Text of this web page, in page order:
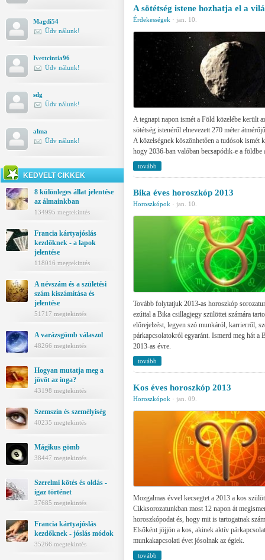
Magdi54
Üdv nálunk!
Ivettcintia96
Üdv nálunk!
sdg
Üdv nálunk!
alma
Üdv nálunk!
KEDVELT CIKKEK
8 különleges állat jelentése
az álmainkban
134995 megtekintés
Francia kártyajóslás
kezdőknek - a lapok
jelentése
118016 megtekintés
A névszám és a születési
szám kiszámítása és
jelentése
51717 megtekintés
A varázsgömb válaszol
48266 megtekintés
Hogyan mutatja meg a
jövőt az inga?
43198 megtekintés
Szemszín és személyiség
40235 megtekintés
Mágikus gömb
38447 megtekintés
Szerelmi kötés és oldás -
igaz történet
37685 megtekintés
Francia kártyajóslás
kezdőknek - jóslás módok
35266 megtekintés
A sötétség istene hozhatja el a
Érdekességek · jan. 10.
A tegnapi napon ismét a Föld közelébe került
sötétség istenéről elnevezett 270 méter
A közelségnek köszönhetően a tudósok ismét
hogy 2036-ban valóban becsapódik-e a földbe
tovább
Bika éves horoszkóp 2013
Horoszkópok · jan. 10.
Tovább folytatjuk 2013-as horoszkóp
ezúttal a Bika csillagjegy szülöttei számára
előrejelzést, legyen szó munkáról, karrierről,
párkapcsolatokról egyaránt. Ismerd meg hát a
2013-as évre.
tovább
Kos éves horoszkóp 2013
Horoszkópok · jan. 09.
Mozgalmas évvel kecsegtet a 2013 a kos
Cikksorozatunkban most 12 napon át
horoszkópodat és, hogy mit is tartogatnak
Elsőként jöjjön a kos, akinek aktív
munkakapcsolati évet jósolnak az égiek.
tovább